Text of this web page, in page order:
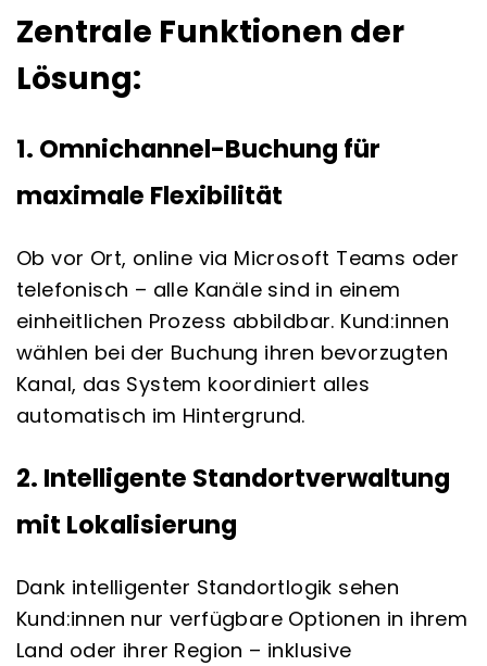
Zentrale Funktionen der
Lösung:
1. Omnichannel-Buchung für
maximale Flexibilität
Ob vor Ort, online via Microsoft Teams oder
telefonisch – alle Kanäle sind in einem
einheitlichen Prozess abbildbar. Kund:innen
wählen bei der Buchung ihren bevorzugten
Kanal, das System koordiniert alles
automatisch im Hintergrund.
2. Intelligente Standortverwaltung
mit Lokalisierung
Dank intelligenter Standortlogik sehen
Kund:innen nur verfügbare Optionen in ihrem
Land oder ihrer Region – inklusive